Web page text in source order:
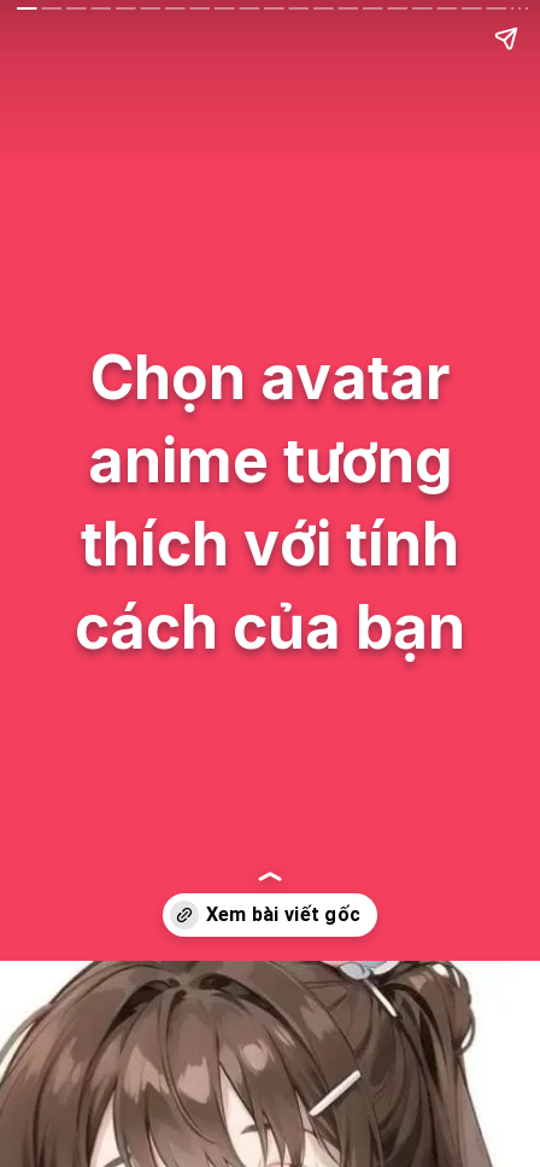
Chọn avatar
anime tương
thích với tính
cách của bạn
Đang mởhttps://issiloo.edu.vn/avatar-anime